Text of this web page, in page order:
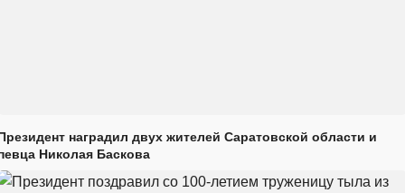
наградил двух жителей Саратовской области и
Николая Баскова